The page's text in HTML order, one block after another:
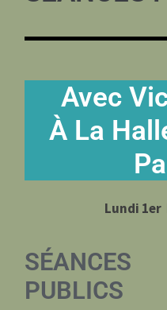
Avec
À La
Lundi 1er
PUBLICS